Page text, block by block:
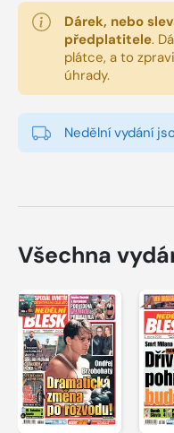
Dárek, nebo
předplatitele.
plátce, a to
úhrady.
Nedělní vydání
Všechna